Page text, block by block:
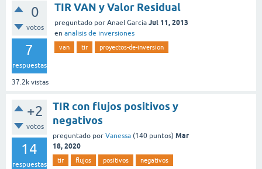
0
votos
7
respuestas
37.2k vistas
TIR VAN y Valor Residual
preguntado por Anael Garcia Jul 11, 2013
en analisis de inversiones
van tir proyectos-de-inversion
+2
votos
14
respuestas
TIR con flujos positivos y
negativos
preguntado por Vanessa (140 puntos) Mar
18, 2020
tir flujos positivos negativos